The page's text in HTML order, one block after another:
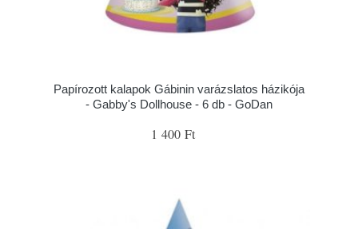
Papírozott kalapok Gábinin varázslatos házikója
- Gabby's Dollhouse - 6 db - GoDan
1 400 Ft